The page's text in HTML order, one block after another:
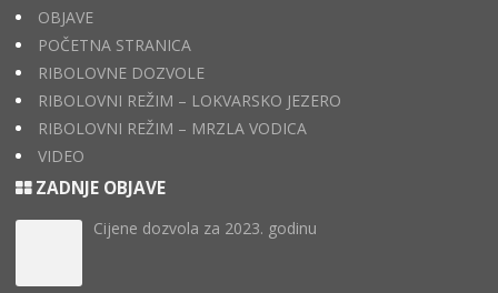
OBJAVE
POČETNA STRANICA
RIBOLOVNE DOZVOLE
RIBOLOVNI REŽIM – LOKVARSKO JEZERO
RIBOLOVNI REŽIM – MRZLA VODICA
VIDEO
ZADNJE OBJAVE
Cijene dozvola za 2023. godinu